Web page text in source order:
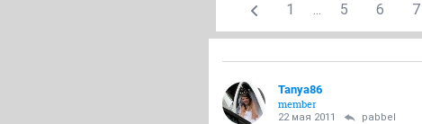
1 ... 5 6 7
Tanya86
member
22 мая 2011 pabbel